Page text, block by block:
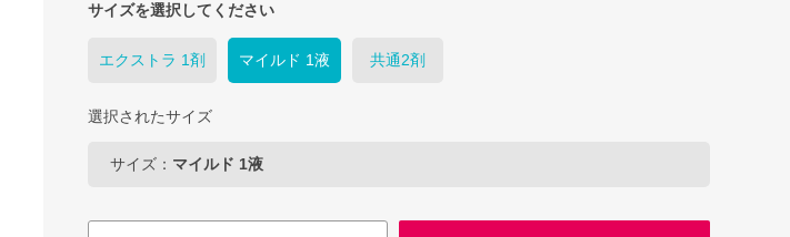
サイズを選択してください
エクストラ 1剤 マイルド 1液 共通2剤
選択されたサイズ
サイズ： マイルド 1液